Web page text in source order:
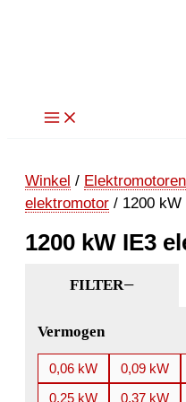
Winkel / Elektromotoren
elektromotor / 1200 kW
1200 kW IE3
FILTER
Vermogen
0,06 kW 0,09 kW
0,25 kW
0,37 kW